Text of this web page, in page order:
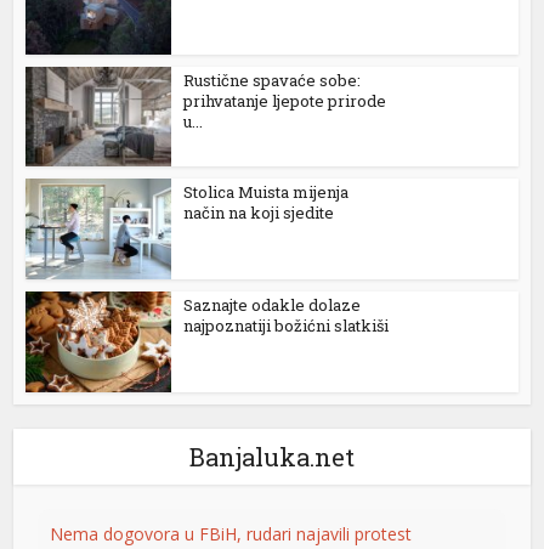
Rustične spavaće sobe:
prihvatanje ljepote prirode
u...
Stolica Muista mijenja
način na koji sjedite
Saznajte odakle dolaze
najpoznatiji božićni slatkiši
Banjaluka.net
Nema dogovora u FBiH, rudari najavili protest